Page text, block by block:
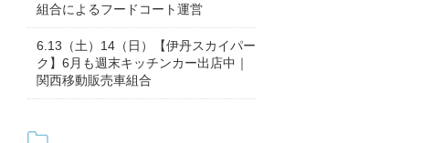
組合によるフードコート運営
6.13（土）14（日）【伊丹スカイパー
ク】6月も週末キッチンカー出店中｜
関西移動販売車組合